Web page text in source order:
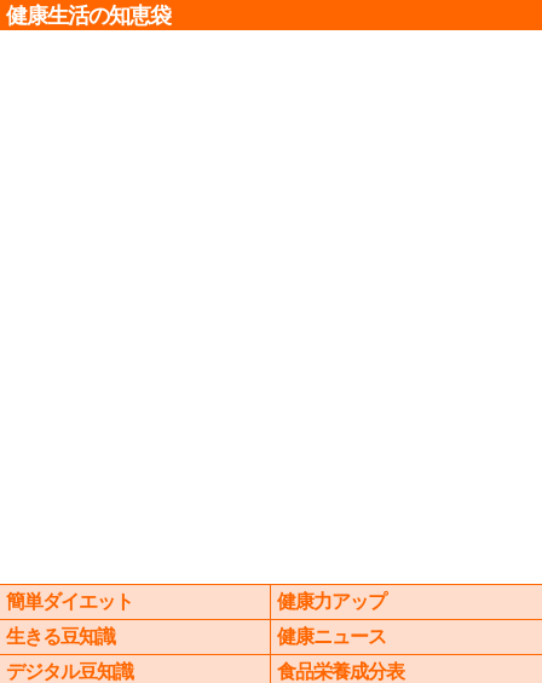
健康生活の知恵袋
簡単ダイエット
健康力アップ
生きる豆知識
健康ニュース
デジタル豆知識
食品栄養成分表